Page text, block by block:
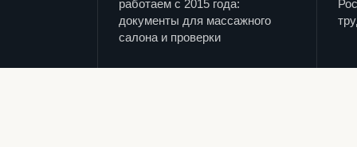
работаем с 2015 года:
документы для массажного
салона и проверки